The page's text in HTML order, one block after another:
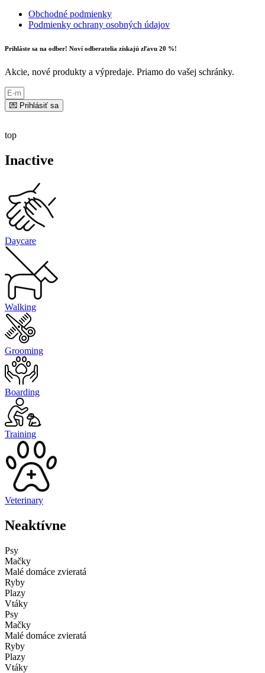
Obchodné podmienky
Podmienky ochrany osobných údajov
Prihláste sa na odber! Noví odberatelia získajú zľavu 20 %!
Akcie, nové produkty a výpredaje. Priamo do vašej schránky.
💌 Prihlásiť sa
top
Inactive
Daycare
Walking
Grooming
Boarding
Training
Veterinary
Neaktívne
Psy
Mačky
Malé domáce zvieratá
Ryby
Plazy
Vtáky
Psy
Mačky
Malé domáce zvieratá
Ryby
Plazy
Vtáky